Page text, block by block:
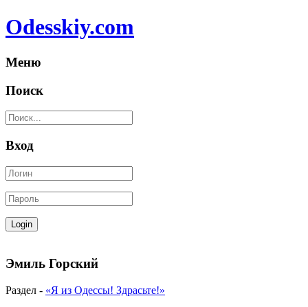
Odesskiy.com
Меню
Поиск
Вход
Эмиль Горский
Раздел - «Я из Одессы! Здрасьте!»